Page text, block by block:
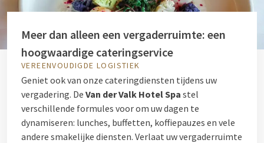
Meer dan alleen een vergaderruimte: een
hoogwaardige cateringservice
VEREENVOUDIGDE LOGISTIEK
Geniet ook van onze cateringdiensten tijdens uw
vergadering. De Van der Valk Hotel Spa stel
verschillende formules voor om uw dagen te
dynamiseren: lunches, buffetten, koffiepauzes en vele
andere smakelijke diensten. Verlaat uw vergaderruimte